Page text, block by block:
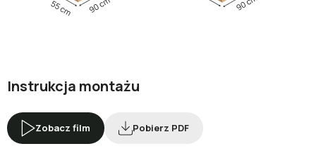
Instrukcja montażu
Zobacz film Pobierz PDF